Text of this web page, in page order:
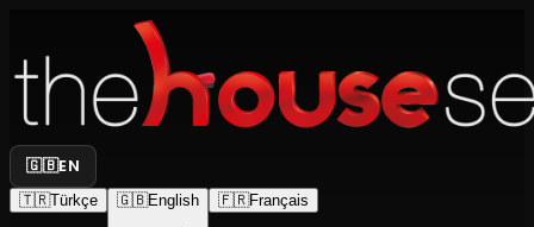
🇬🇧EN
🇹🇷Türkçe 🇬🇧English 🇫🇷Français